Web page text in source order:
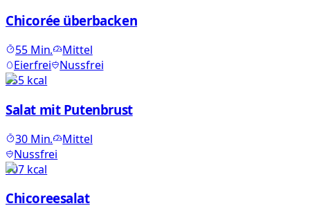
Chicorée überbacken
55Min.
Mittel
Eierfrei
Nussfrei
355kcal
Salat mit Putenbrust
30Min.
Mittel
Nussfrei
107kcal
Chicoreesalat